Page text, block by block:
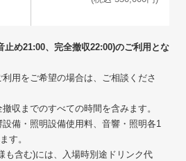
止め21:00、完全撤収22:00)のご利用とな
用をご希望の場合は、ご相談くださ
収までのすべての時間を含みます。
備・照明設備使用料、音響・照明各1
す。
含む)には、入場時別途ドリンク代